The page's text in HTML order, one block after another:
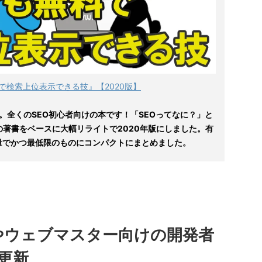
検索上位表示できる技』【2020版】
全くのSEO初心者向けの本です！「SEOってなに？」と
書をベースに大幅リライトで2020年版にしました。有
かつ最低限のものにコンパクトにまとめました。
ェブマスター向けの開発者
新